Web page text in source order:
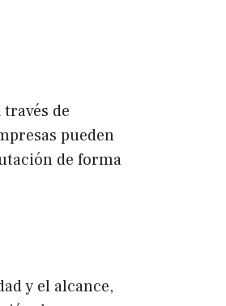
de
pueden
de forma
y el alcance,